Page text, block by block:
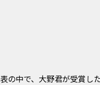
の中で、大野君が受賞し